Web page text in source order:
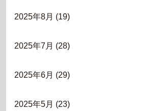
2025年8月 (19)
2025年7月 (28)
2025年6月 (29)
2025年5月 (23)